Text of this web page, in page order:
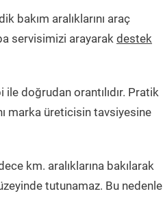
bakım aralıklarını araç
servisimizi arayarak destek
doğrudan orantılıdır. Pratik
marka üreticisin tavsiyesine
km. aralıklarına bakılarak
tutunamaz. Bu nedenle